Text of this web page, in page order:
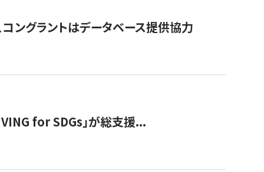
ングラントはデータベース提供協力
for SDGs」が総支援...